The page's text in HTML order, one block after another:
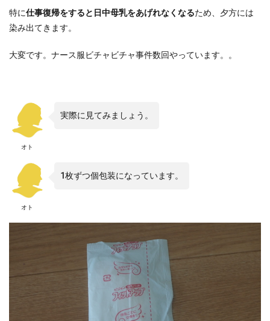
特に仕事復帰をすると日中母乳をあげれなくなるため、夕方には
染み出てきます。
大変です。ナース服ビチャビチャ事件数回やっています。。
オト
実際に見てみましょう。
オト
1枚ずつ個包装になっています。